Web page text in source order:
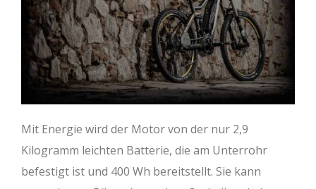
Mit Energie wird der Motor von der nur 2,9
Kilogramm leichten Batterie, die am Unterrohr
befestigt ist und 400 Wh bereitstellt. Sie kann